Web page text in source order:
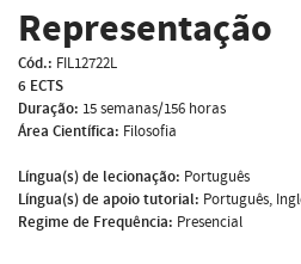
Representação
Cód.: FIL12722L
6 ECTS
Duração: 15 semanas/156 horas
Área Científica: Filosofia
Língua(s) de lecionação: Português
Língua(s) de apoio tutorial: Português,
Regime de Frequência: Presencial